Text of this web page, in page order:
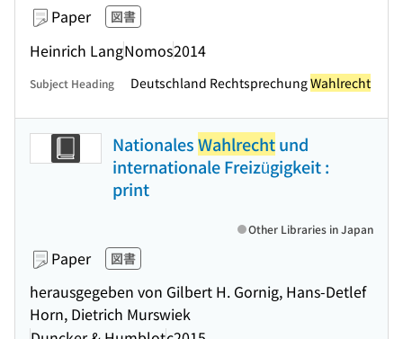
Paper 図書
Heinrich LangNomos2014
Subject Heading Deutschland RechtsprechungWahlrecht
NationalesWahlrechtund
internationale Freizügigkeit :
print
Paper 図書
herausgegeben von Gilbert H. Gornig, Hans-Detlef
Horn, Dietrich Murswiek
Other Libraries in Japan